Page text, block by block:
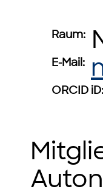
Raum:
E-Mail:
ORCID iD: